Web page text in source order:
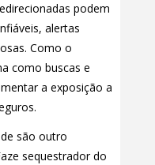
podem
alertas
Como o
como buscas e
a exposição a
são outro
sequestrador do